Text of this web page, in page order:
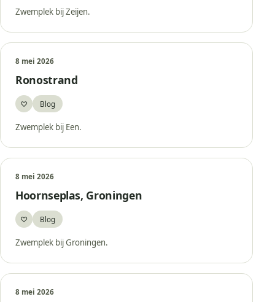
Zwemplek bij Zeijen.
8 mei 2026
Ronostrand
♡Bewaar
Blog
Zwemplek bij Een.
8 mei 2026
Hoornseplas, Groningen
♡Bewaar
Blog
Zwemplek bij Groningen.
8 mei 2026